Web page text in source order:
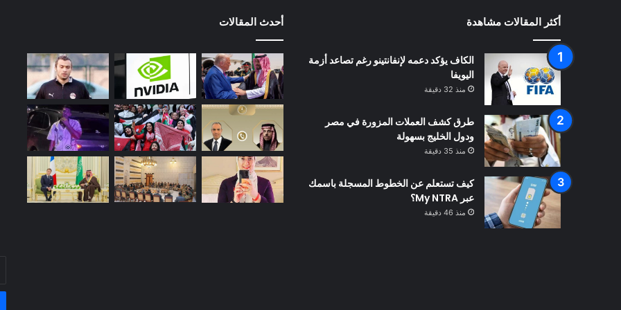
أكثر المقالات مشاهدة
الكاف يؤكد دعمه لإنفانتينو رغم تصاعد أزمة
اليويفا
منذ 32 دقيقة
طرق كشف العملات المزورة في مصر
ودول الخليج بسهولة
منذ 35 دقيقة
كيف تستعلم عن الخطوط المسجلة باسمك
عبر My NTRA؟
منذ 46 دقيقة
أحدث المقالات